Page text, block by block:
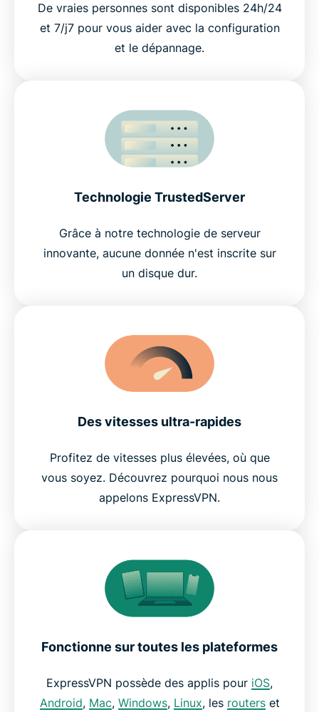
De vraies personnes sont disponibles 24h/24
et 7/j7 pour vous aider avec la configuration
et le dépannage.
Technologie TrustedServer
Grâce à notre technologie de serveur
innovante, aucune donnée n'est inscrite sur
un disque dur.
Des vitesses ultra-rapides
Profitez de vitesses plus élevées, où que
vous soyez. Découvrez pourquoi nous nous
appelons ExpressVPN.
Fonctionne sur toutes les plateformes
ExpressVPN possède des applis pour iOS,
Android, Mac, Windows, Linux, les routerset